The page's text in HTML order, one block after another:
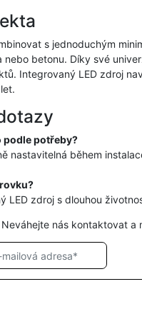
s jednoduchým
betonu. Díky své
Integrovaný LED zdroj
podle potřeby?
nastavitelná během
LED zdroj s dlouhou
nás kontaktovat a